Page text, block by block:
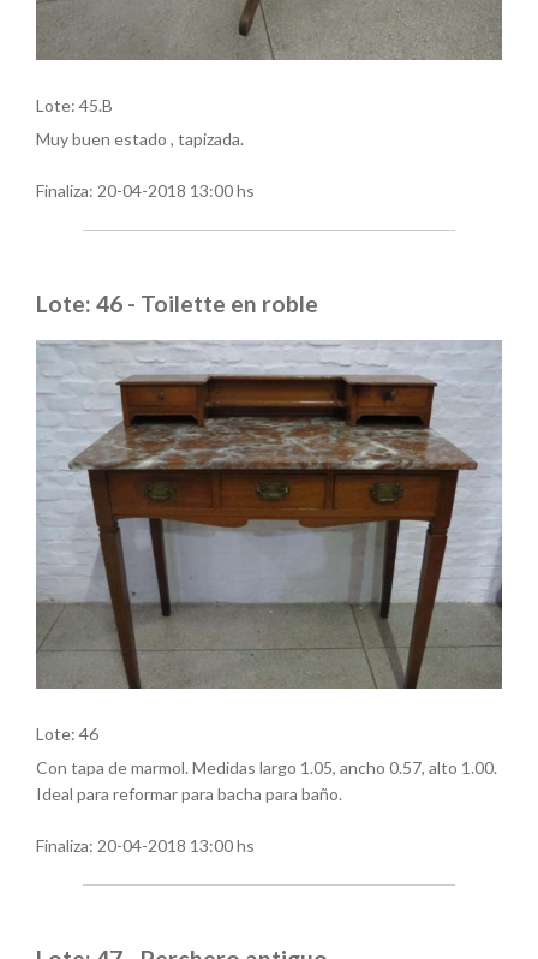
Lote: 45.B
Muy buen estado , tapizada.
Finaliza: 20-04-2018 13:00 hs
Lote: 46 - Toilette en roble
Lote: 46
Con tapa de marmol. Medidas largo 1.05, ancho 0.57, alto 1.00.
Ideal para reformar para bacha para baño.
Finaliza: 20-04-2018 13:00 hs